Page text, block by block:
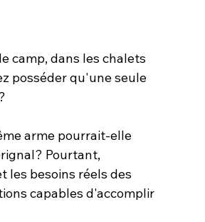
camp, dans les chalets
posséder qu'une seule
arme pourrait-elle
Pourtant,
les besoins réels des
capables d'accomplir